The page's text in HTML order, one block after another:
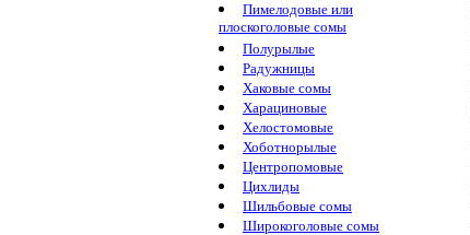
Пимелодовые или
плоскоголовые сомы
Полурылые
Радужницы
Хаковые сомы
Харациновые
Хелостомовые
Хоботнорылые
Центропомовые
Цихлиды
Шильбовые сомы
Широкоголовые сомы